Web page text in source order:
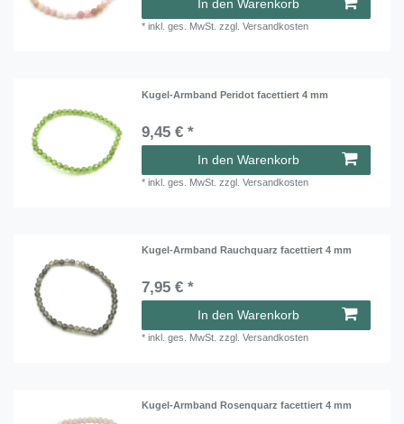
In den Warenkorb
*inkl. ges. MwSt. zzgl.Versandkosten
Kugel-Armband Peridot facettiert 4 mm
9,45 € *
In den Warenkorb
*inkl. ges. MwSt. zzgl.Versandkosten
Kugel-Armband Rauchquarz facettiert 4 mm
7,95 € *
In den Warenkorb
*inkl. ges. MwSt. zzgl.Versandkosten
Kugel-Armband Rosenquarz facettiert 4 mm